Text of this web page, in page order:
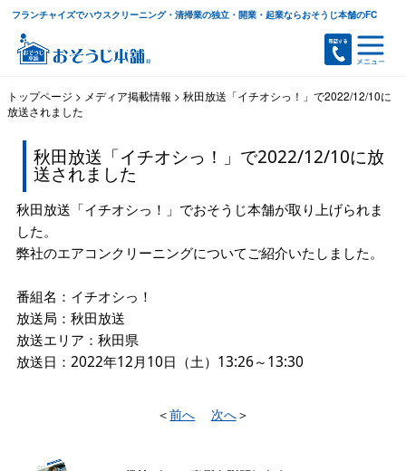
フランチャイズでハウスクリーニング・清掃業の独立・開業・起業ならおそうじ本舗のFC
トップページ > メディア掲載情報 >秋田放送「イチオシっ！」で2022/12/10に
放送されました
秋田放送「イチオシっ！」で2022/12/10に放
送されました
秋田放送「イチオシっ！」でおそうじ本舗が取り上げられま
した。
弊社のエアコンクリーニングについてご紹介いたしました。
番組名：イチオシっ！
放送局：秋田放送
放送エリア：秋田県
放送日：2022年12月10日（土）13:26～13:30
＜前へ 次へ＞